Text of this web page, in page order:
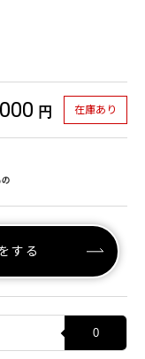
円 在庫あり
する
0